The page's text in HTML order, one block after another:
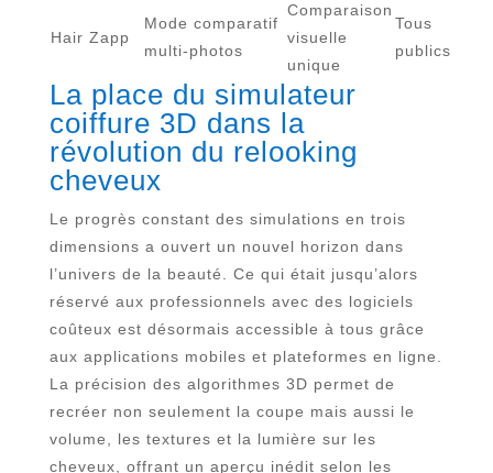
Hair Zapp
Mode comparatif
multi-photos
Comparaison
visuelle
unique
Tous
publics
La place du simulateur
coiffure 3D dans la
révolution du relooking
cheveux
Le progrès constant des simulations en trois
dimensions a ouvert un nouvel horizon dans
l’univers de la beauté. Ce qui était jusqu’alors
réservé aux professionnels avec des logiciels
coûteux est désormais accessible à tous grâce
aux applications mobiles et plateformes en ligne.
La précision des algorithmes 3D permet de
recréer non seulement la coupe mais aussi le
volume, les textures et la lumière sur les
cheveux, offrant un aperçu inédit selon les